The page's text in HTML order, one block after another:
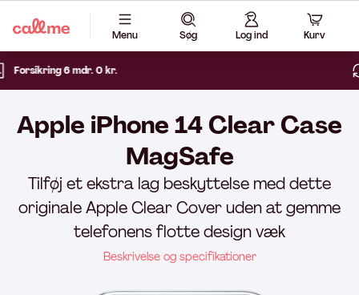
Menu Søg Log ind Kurv
Apple iPhone 14 Clear Case
MagSafe
Tilføj et ekstra lag beskyttelse med dette
originale Apple Clear Cover uden at gemme
telefonens flotte design væk
Beskrivelse og specifikationer